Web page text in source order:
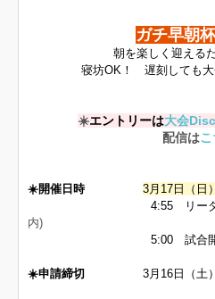
ガチ早朝
朝を楽しく迎える
寝坊OK！ 遅刻しても大
☀️エントリーは大会
配信はこ
☀️開催日時
3月17日（日
4:55 リーダー
内)
5:00 試合開
☀️申請締切 3月16日（土）